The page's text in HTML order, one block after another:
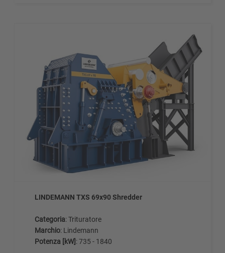
LINDEMANN TXS 69x90 Shredder
Categoria: Trituratore
Marchio: Lindemann
Potenza [kW]: 735 - 1840